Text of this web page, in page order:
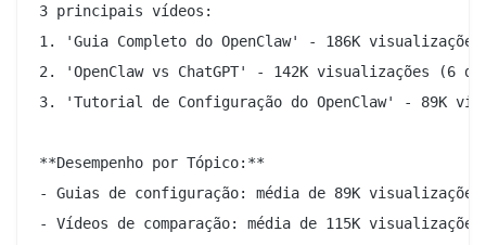
3 principais vídeos:
1. 'Guia Completo do OpenClaw' - 186K
2. 'OpenClaw vs ChatGPT' - 142K visualizações (6
3. 'Tutorial de Configuração do OpenClaw' - 89K
**Desempenho por Tópico:**
- Guias de configuração: média de 89K visualizações
- Vídeos de comparação: média de 115K visualizações